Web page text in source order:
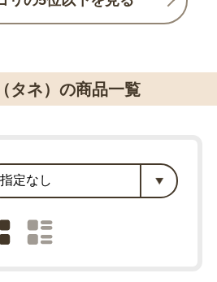
タネ）の商品一覧